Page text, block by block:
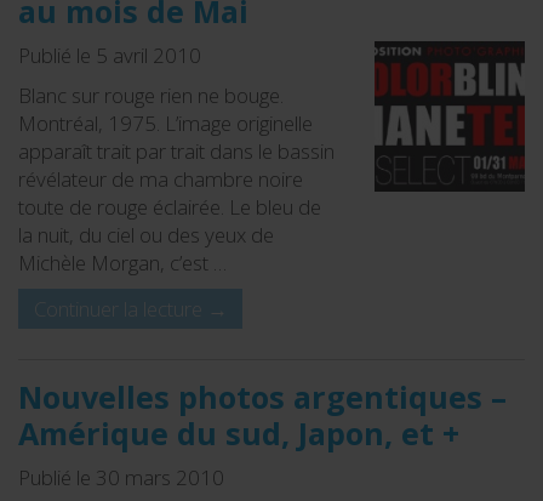
au mois de Mai
Publié le 5 avril 2010
Blanc sur rouge rien ne bouge.
Montréal, 1975. L’image originelle
apparaît trait par trait dans le bassin
révélateur de ma chambre noire
toute de rouge éclairée. Le bleu de
la nuit, du ciel ou des yeux de
Michèle Morgan, c’est …
Continuer la lecture
→
Nouvelles photos argentiques –
Amérique du sud, Japon, et +
Publié le 30 mars 2010